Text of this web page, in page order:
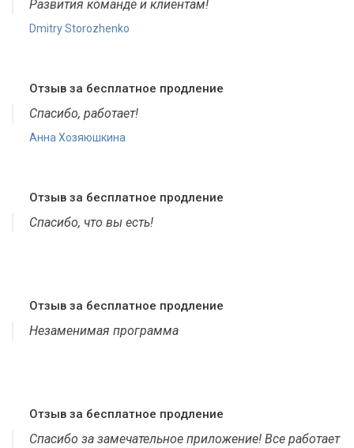
Развития команде и клиентам!
Dmitry Storozhenko
Отзыв за бесплатное продление
Спасибо, работает!
Анна Хозяюшкина
Отзыв за бесплатное продление
Спасибо, что вы есть!
Отзыв за бесплатное продление
Незаменимая программа
Отзыв за бесплатное продление
Спасибо за замечательное приложение! Все работает